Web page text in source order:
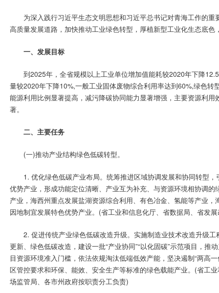
为深入践行习近平生态文明思想和习近平总书记对青海工作的
高质量发展道路，加快推动工业绿色转型，厚植新型工业化生态底色
一、发展目标
到2025年，全省规模以上工业单位增加值能耗较2020年下降
量较2020年下降10%,一般工业固体废物综合利用率达到60%,绿色
能源利用比例显著提高，减污降碳协同能力显著增强，主要资源利
著。
二、主要任务
(一)推动产业结构绿色低碳转型。
1. 优化绿色低碳产业布局。统筹推进区域协调发展和协同转型
优势产业，形成功能定位清晰、产业互为补充、与资源环境相协调
产业，海西州重点发展盐湖资源综合利用、有色冶金、氢能等产业
因地制宜发展特色优势产业。(省工业和信息化厅、省数据局、省发
2. 促进传统产业绿色低碳改造升级。实施制造业技术改造升级
更新、绿色低碳改造，建设一批“产业协同”“以化固碳”示范项目，
目资源环境准入门槛，依法依规淘汰低端低效产能，坚决遏制“两高
区管控要求和环保、能效、安全生产等标准的绿色载能产业。(省工
场监管局、各市州政府按职责分工负责)